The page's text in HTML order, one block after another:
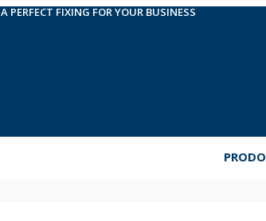
A PERFECT FIXING FOR YOUR BUSINESS